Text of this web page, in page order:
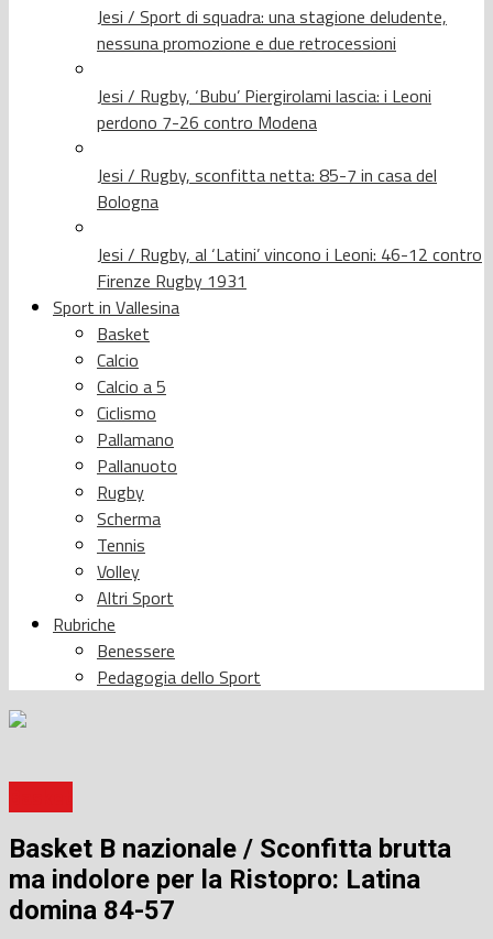
Jesi / Sport di squadra: una stagione deludente,
nessuna promozione e due retrocessioni
Jesi / Rugby, ‘Bubu’ Piergirolami lascia: i Leoni
perdono 7-26 contro Modena
Jesi / Rugby, sconfitta netta: 85-7 in casa del
Bologna
Jesi / Rugby, al ‘Latini’ vincono i Leoni: 46-12 contro
Firenze Rugby 1931
Sport in Vallesina
Basket
Calcio
Calcio a 5
Ciclismo
Pallamano
Pallanuoto
Rugby
Scherma
Tennis
Volley
Altri Sport
Rubriche
Benessere
Pedagogia dello Sport
Basket B nazionale / Sconfitta brutta
ma indolore per la Ristopro: Latina
domina 84-57